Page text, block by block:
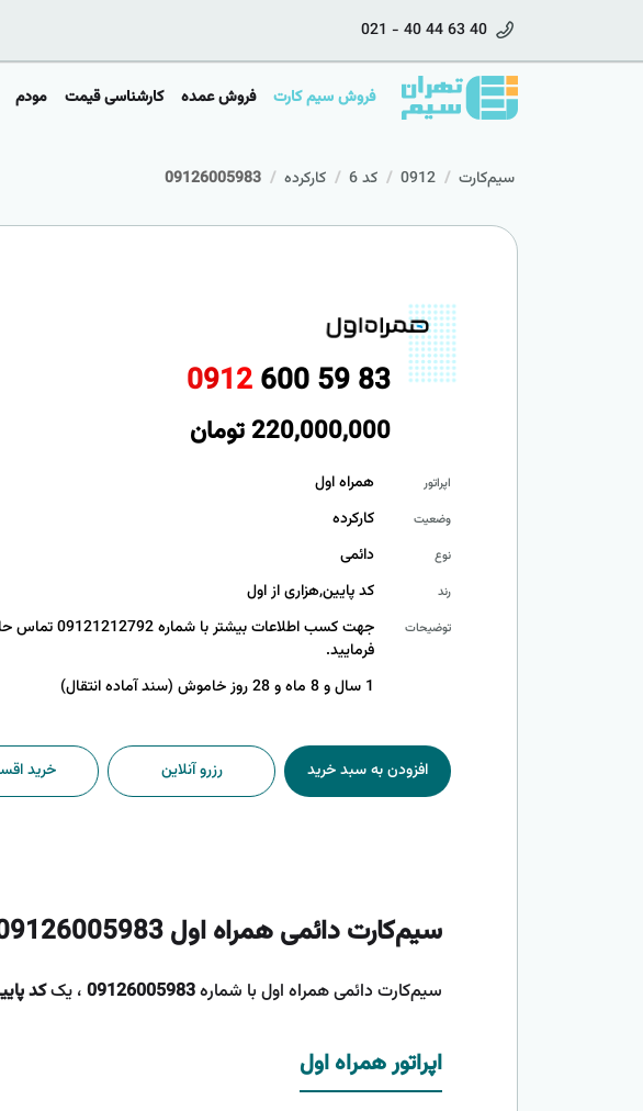
021 - 40 44 63 40
فروش سیم کارت فروش عمده کارشناسی قیمت مودم
سیم‌کارت 0912 کد 6 کارکرده 09126005983
09126005983
220,000,000 تومان
اپراتور همراه اول
وضعیت کارکرده
نوع دائمی
رند کد پایین,هزاری از اول
توضیحات
جهت کسب اطلاعات بیشتر با شماره
فرمایید.
1 سال و 8 ماه و 28 روز خاموش (سند آماده انتقال)
افزودن به سبد خرید رزرو آنلاین خرید
سیم‌کارت دائمی همراه اول 09126005983
سیم‌کارت دائمی همراه اول با شماره09126005983 ، یککد
اپراتور همراه اول